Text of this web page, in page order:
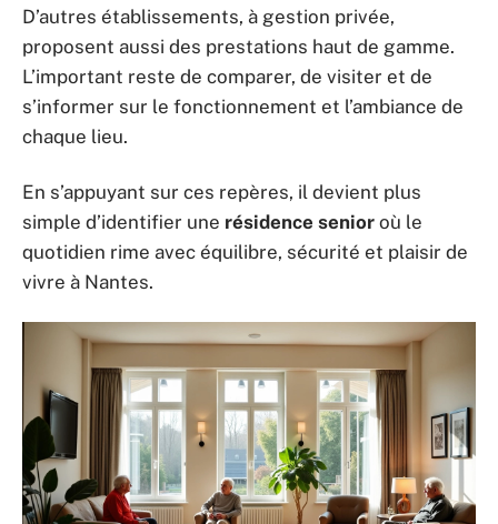
D’autres établissements, à gestion privée,
proposent aussi des prestations haut de gamme.
L’important reste de comparer, de visiter et de
s’informer sur le fonctionnement et l’ambiance de
chaque lieu.
En s’appuyant sur ces repères, il devient plus
simple d’identifier une résidence senior où le
quotidien rime avec équilibre, sécurité et plaisir de
vivre à Nantes.